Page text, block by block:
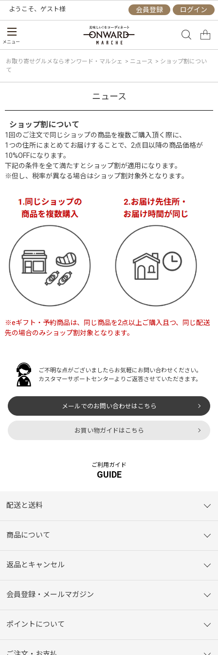
ようこそ、 ゲスト様 会員登録 ログイン
メニュー
お取り寄せグルメならオンワード・マルシェ > ニュース > ショップ割につい
て
ニュース
ショップ割について
1回のご注文で同じショップの商品を複数ご購入頂く際に、
1つの住所にまとめてお届けすることで、2点目以降の商品価格が
10%OFFになります。
下記の条件を全て満たすとショップ割が適用になります。
※但し、税率が異なる場合はショップ割対象外となります。
※eギフト・予約商品は、同じ商品を2点以上ご購入且つ、
同じ配送
先の場合のみショップ割対象となります。
ご不明な点がございましたらお気軽にお問い合わせください。
カスタマーサポートセンターよりご返答させていただきます。
メールでのお問い合わせはこちら
お買い物ガイドはこちら
ご利用ガイド
GUIDE
配送と送料
商品について
返品とキャンセル
会員登録・メールマガジン
ポイントについて